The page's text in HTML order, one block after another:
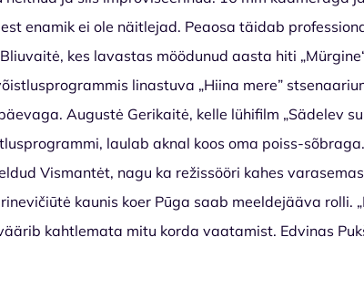
enamik ei ole näitlejad. Peaosa täidab
kes lavastas möödunud aasta hiti
linastuva „Hiina mere”
Augustė Gerikaitė, kelle lühifilm „Sädelev
laulab aknal koos oma poiss-
Vismantėt, nagu ka režissööri kahes
kaunis koer Pūga saab meeldejääva rolli.
kahtlemata mitu korda vaatamist. Edvinas